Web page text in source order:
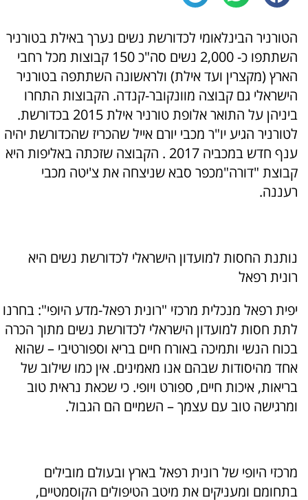
הטורניר הבינלאומי לכדורשת נשים נערך באילת בטורניר
השתתפו כ- 2,000 נשים סה"כ 150 קבוצות מכל רחבי
הארץ (מקצרין ועד אילת) ולראשונה השתתפה בטורניר
הישראלי גם קבוצה מוונקובר-קנדה. הקבוצות התחרו
ביניהן על התואר אלופת טורניר אילת 2015 בכדורשת.
לטורניר הגיע יו"ר מכבי יורם אייל שהכריז שהכדורשת יהיה
ענף חדש במכביה 2017 . הקבוצה שזכתה באליפות היא
קבוצת "דורה"מכפר סבא שניצחה את צ'יטה מכבי
רעננה.
נותנת החסות למועדון הישראלי לכדורשת נשים היא
רונית רפאל
יפית רפאל מנכלית מרכזי "רונית רפאל-מדע היופי": בחרנו
לתת חסות למועדון הישראלי לכדורשת נשים מתוך הכרה
בכוח הנשי ותמיכה באורח חיים בריא וספורטיבי – שהוא
אחד מהיסודות שבהם אנו מאמינים. אין כמו שילוב של
בריאות, איכות חיים, ספורט ויופי. כי שכאת נראית טוב
ומרגישה טוב עם עצמך – השמיים הם הגבול.
מרכזי היופי של רונית רפאל בארץ ובעולם מובילים
בתחומם ומעניקים את מיטב הטיפולים הקוסמטיים,